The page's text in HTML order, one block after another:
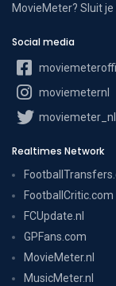
MovieMeter? Sluit
Social media
moviemeternl
moviemeter_nl
Realtimes Network
FootballCritic.com
FCUpdate.nl
GPFans.com
MovieMeter.nl
MusicMeter.nl